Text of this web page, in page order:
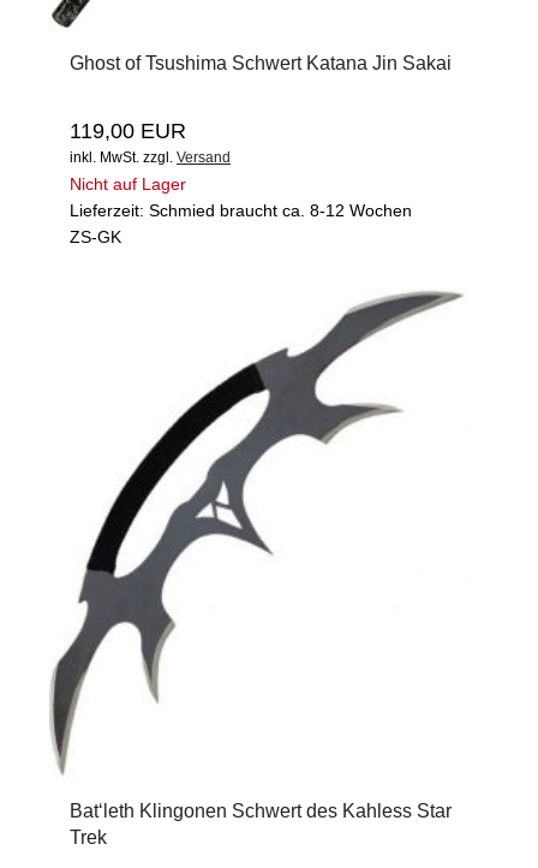
Ghost of Tsushima Schwert Katana Jin Sakai
119,00 EUR
inkl. MwSt. zzgl. Versand
Nicht auf Lager
Lieferzeit: Schmied braucht ca. 8-12 Wochen
ZS-GK
Bat‘leth Klingonen Schwert des Kahless Star
Trek